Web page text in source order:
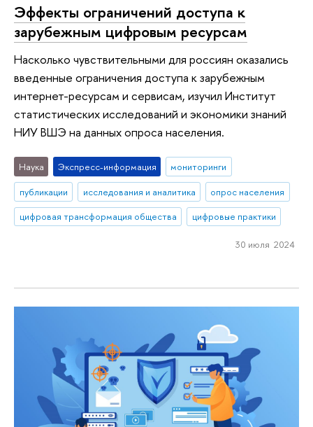
Эффекты ограничений доступа к
зарубежным цифровым ресурсам
Насколько чувствительными для россиян оказались
введенные ограничения доступа к зарубежным
интернет-ресурсам и сервисам, изучил Институт
статистических исследований и экономики знаний
НИУ ВШЭ на данных опроса населения.
Наука Экспресс-информация
мониторинги
публикации
исследования и аналитика
опрос населения
цифровая трансформация общества
цифровые практики
30 июля 2024